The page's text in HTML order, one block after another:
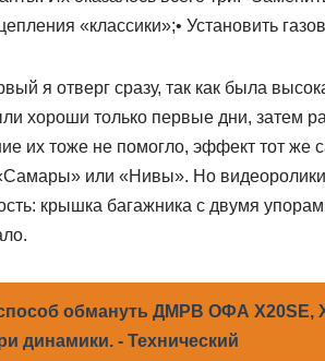
«классики»;• Установить
я отверг сразу, так как была
хороши только первые дни, затем
их тоже не помогло, эффект тот же
или «Нивы». Но
крышка багажника с двумя
обмануть ДМРВ ОФА X20SE,
динамики. - Технический